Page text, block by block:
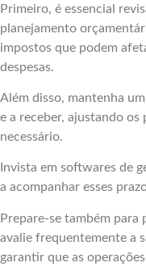
Primeiro, é essencial
planejamento
impostos que podem
despesas.
Além disso, mantenha
e a receber, ajustando
necessário.
Invista em softwares de
a acompanhar esses
Prepare-se também para
avalie frequentemente a
garantir que as